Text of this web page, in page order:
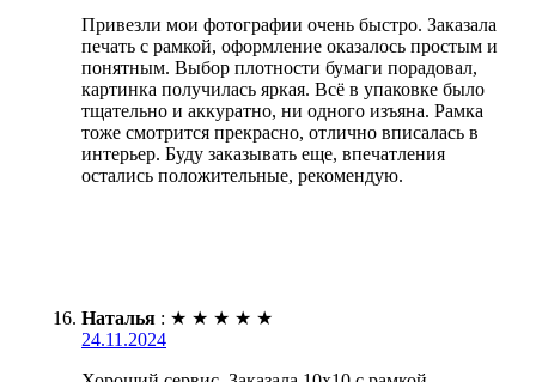
Привезли мои фотографии очень быстро. Заказала
печать с рамкой, оформление оказалось простым и
понятным. Выбор плотности бумаги порадовал,
картинка получилась яркая. Всё в упаковке было
тщательно и аккуратно, ни одного изъяна. Рамка
тоже смотрится прекрасно, отлично вписалась в
интерьер. Буду заказывать еще, впечатления
остались положительные, рекомендую.
Наталья : ★ ★ ★ ★ ★
24.11.2024